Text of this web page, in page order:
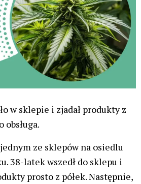
w sklepie i zjadał produkty z
obsługa.
ze sklepów na osiedlu
38-latek wszedł do sklepu i
prosto z półek. Następnie,